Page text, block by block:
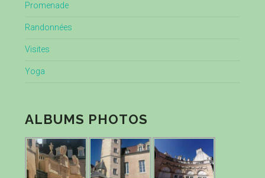
Promenade
Randonnées
Visites
Yoga
ALBUMS PHOTOS